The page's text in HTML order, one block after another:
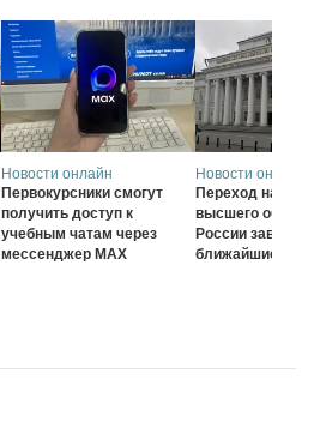
Новости онлайн
Первокурсники смогут
получить доступ к
учебным чатам через
мессенджер MAX
Новости онлайн
Переход на
высшего
России
ближайшие три